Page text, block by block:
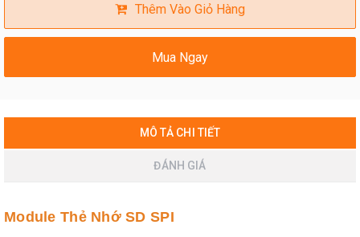
Thêm Vào Giỏ Hàng
Mua Ngay
MÔ TẢ CHI TIẾT
ĐÁNH GIÁ
Module Thẻ Nhớ SD SPI